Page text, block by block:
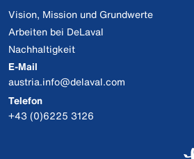
Vision, Mission und Grundwerte
Arbeiten bei DeLaval
Nachhaltigkeit
E-Mail
austria.info@delaval.com
Telefon
+43 (0)6225 3126